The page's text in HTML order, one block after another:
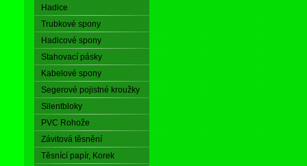
Hadice
Trubkové spony
Hadicové spony
Stahovací pásky
Kabelové spony
Segerové pojistné kroužky
Silentbloky
PVC Rohože
Závitová těsnění
Těsnící papír, Korek